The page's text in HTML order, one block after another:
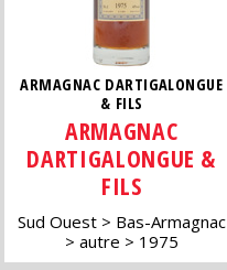
ARMAGNAC DARTIGALONGUE
& FILS
ARMAGNAC
DARTIGALONGUE &
FILS
Sud Ouest
Bas-Armagnac
autre
1975